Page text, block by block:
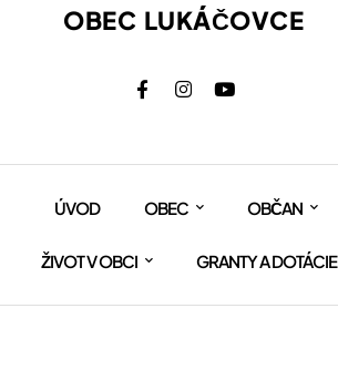
OBEC LUKÁČOVCE
ÚVOD OBEC OBČAN
ŽIVOT V OBCI GRANTY A DOTÁCIE